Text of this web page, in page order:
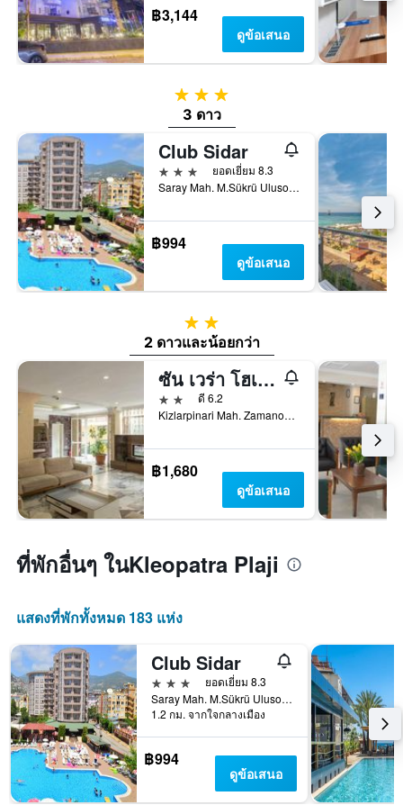
฿3,144
ดูข้อเสนอ
3 ดาว
3 ดาว
Club Sidar
3 ดาว
ยอดเยี่ยม 8.3
Saray Mah. M.Sükrü Ulusoy Cad. No.24, อลันยา, ตุรเคีย
฿994
ดูข้อเสนอ
2 ดาว
2 ดาวและน้อยกว่า
ซัน เวร่า โฮเทล
2 ดาว
ดี 6.2
Kizlarpinari Mah. Zamanoglu Cad No 62, อลันยา, ตุรเคีย
฿1,680
ดูข้อเสนอ
ที่พักอื่นๆ ในKleopatra Plaji
แสดงที่พักทั้งหมด 183 แห่ง
Club Sidar
3 ดาว
ยอดเยี่ยม 8.3
Saray Mah. M.Sükrü Ulusoy Cad. No.24, อลันยา, ตุรเคีย
1.2 กม. จากใจกลางเมือง
฿994
ดูข้อเสนอ